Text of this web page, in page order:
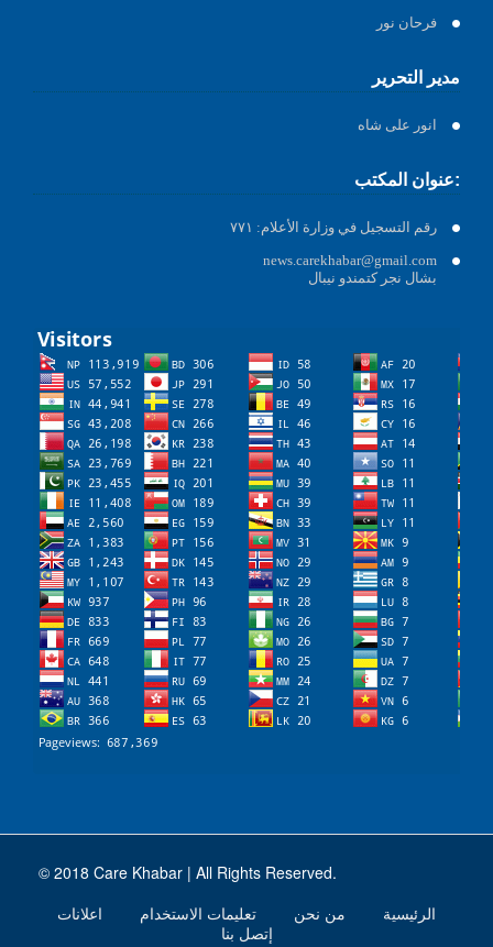
فرحان نور
مدير التحرير
انور على شاه
عنوان المكتب:
رقم التسجيل في وزارة الأعلام: ٧٧١
news.carekhabar@gmail.com
بشال نجر كتمندو نيبال
© 2018 Care Khabar | All Rights Reserved.
الرئيسية من نحن تعليمات الاستخدام
اعلانات
إتصل بنا